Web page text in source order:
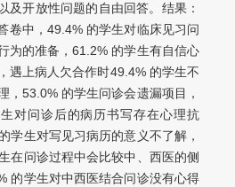
及开放性问题的自由回答。结果：
卷中，49.4% 的学生对临床见习问
为的准备，61.2% 的学生有自信心
遇上病人欠合作时49.4% 的学生不
，53.0% 的学生问诊会遗漏项目，
对问诊后的病历书写存在心理抗
学生对写见习病历的意义不了解，
在问诊过程中会比较中、西医的侧
的学生对中西医结合问诊没有心得